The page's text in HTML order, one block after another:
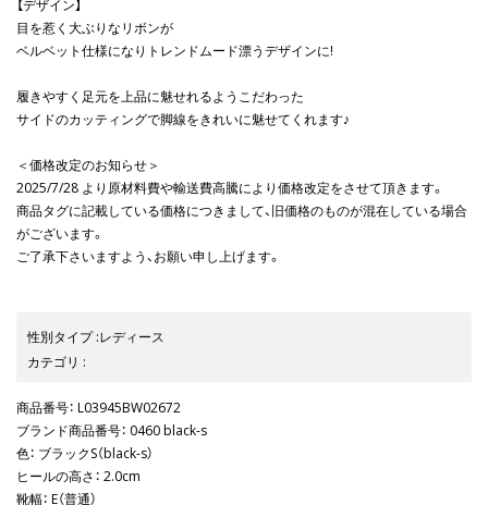
【デザイン】
目を惹く大ぶりなリボンが
ベルベット仕様になりトレンドムード漂うデザインに!
履きやすく足元を上品に魅せれるようこだわった
サイドのカッティングで脚線をきれいに魅せてくれます♪
＜価格改定のお知らせ＞
2025/7/28 より原材料費や輸送費高騰により価格改定をさせて頂きます。
商品タグに記載している価格につきまして、旧価格のものが混在している場合
がございます。
ご了承下さいますよう、お願い申し上げます。
性別タイプ:レディース
カテゴリ :
商品番号： L03945BW02672
ブランド商品番号： 0460 black-s
色： ブラックS（black-s）
ヒールの高さ ： 2.0cm
靴幅： E（普通）